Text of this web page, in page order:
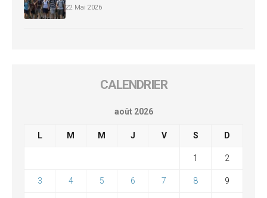
22 Mai 2026
CALENDRIER
août 2026
L M M J V S D
1 2
3 4 5 6 7 8 9